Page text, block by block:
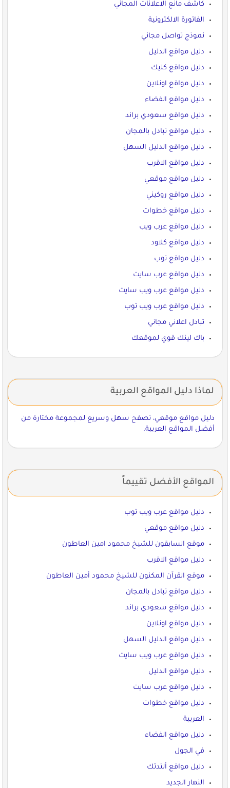
كاشف مانع الاعلانات المجاني
الفاتورة الالكترونية
نموذج تواصل مجاني
دليل مواقع الدليل
دليل مواقع كليك
دليل مواقع اونلاين
دليل مواقع الفضاء
دليل مواقع سعودي براند
دليل مواقع تبادل بالمجان
دليل مواقع الدليل السهل
دليل مواقع الاقرب
دليل مواقع موقعي
دليل مواقع روكيني
دليل مواقع خطوات
دليل مواقع عرب ويب
دليل مواقع كلاود
دليل مواقع توب
دليل مواقع عرب سايت
دليل مواقع عرب ويب سايت
دليل مواقع عرب ويب توب
تبادل اعلاني مجاني
باك لينك قوي لموقعك
لماذا دليل المواقع العربية
دليل مواقع موقعي، تصفح سهل وسريع لمجموعة مختارة من
أفضل المواقع العربية.
المواقع الأفضل تقييماً
دليل مواقع عرب ويب توب
دليل مواقع موقعي
موقع السابقون للشيخ محمود امين العاطون
دليل مواقع الاقرب
موقع القرآن المكنون للشيخ محمود أمين العاطون
دليل مواقع تبادل بالمجان
دليل مواقع سعودي براند
دليل مواقع اونلاين
دليل مواقع الدليل السهل
دليل مواقع عرب ويب سايت
دليل مواقع الدليل
دليل مواقع عرب سايت
دليل مواقع خطوات
العربية
دليل مواقع الفضاء
في الجول
دليل مواقع ألتدتك
النهار الجديد